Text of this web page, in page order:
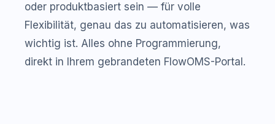
oder produktbasiert sein — für volle
Flexibilität, genau das zu automatisieren, was
wichtig ist. Alles ohne Programmierung,
direkt in Ihrem gebrandeten FlowOMS-Portal.